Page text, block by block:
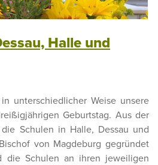
Halle und
unterschiedlicher Weise unsere
Geburtstag. Aus der
Schulen in Halle, Dessau und
von Magdeburg gegründet
die Schulen an ihren jeweiligen